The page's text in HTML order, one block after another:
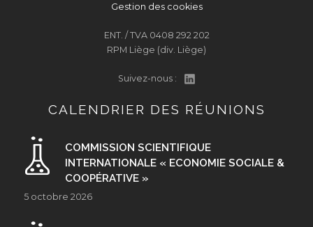
Gestion des cookies
ENT. / TVA 0408 292 202
RPM Liège (div. Liège)
Suivez-nous :
CALENDRIER DES RÉUNIONS
COMMISSION SCIENTIFIQUE
INTERNATIONALE « ECONOMIE SOCIALE &
COOPÉRATIVE »
5 octobre 2026